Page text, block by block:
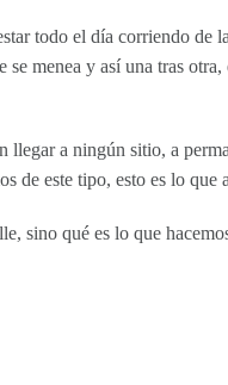
todo el día corriendo de
menea y así una tras
llegar a ningún sitio, a
de este tipo, esto es lo que
sino qué es lo que